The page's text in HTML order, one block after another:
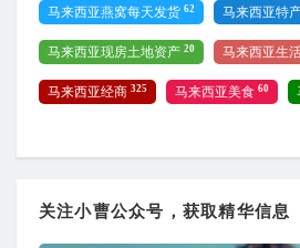
马来西亚燕窝每天发货 62 马来西亚特
马来西亚现房土地资产 20 马来西亚生
马来西亚经商 325 马来西亚美食 60
关注小曹公众号，获取精华信息